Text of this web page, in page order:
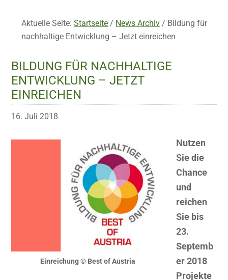
Aktuelle Seite:Startseite / News Archiv / Bildung für
nachhaltige Entwicklung – Jetzt einreichen
BILDUNG FÜR NACHHALTIGE
ENTWICKLUNG – JETZT
EINREICHEN
16. Juli 2018
Einreichung © Best of Austria
Nutzen
Sie die
Chance
und
reichen
Sie bis
23.
Septemb
er 2018
Projekte